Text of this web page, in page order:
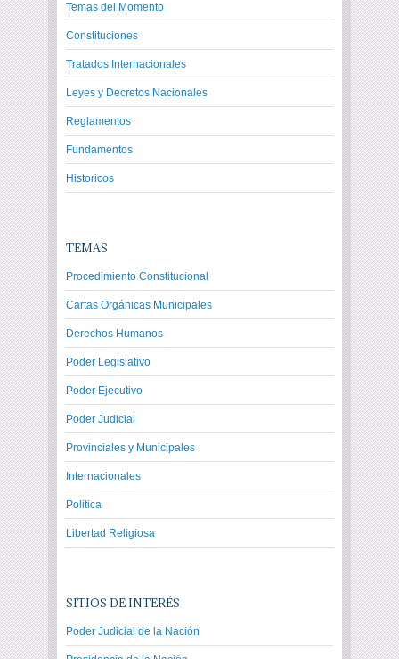
Temas del Momento
Constituciones
Tratados Internacionales
Leyes y Decretos Nacionales
Reglamentos
Fundamentos
Historicos
TEMAS
Procedimiento Constitucional
Cartas Orgánicas Municipales
Derechos Humanos
Poder Legislativo
Poder Ejecutivo
Poder Judicial
Provinciales y Municipales
Internacionales
Politica
Libertad Religiosa
SITIOS DE INTERÉS
Poder Judicial de la Nación